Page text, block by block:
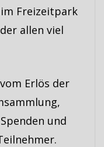
Freizeitpark
allen viel
Erlös der
und